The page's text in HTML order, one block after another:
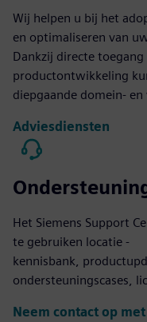
Wij helpen u bij het
en optimaliseren van
Dankzij directe
productontwikkeling
diepgaande domein- en
Adviesdiensten
Het Siemens Support
te gebruiken locatie -
kennisbank,
ondersteuningscases,
Neem contact op